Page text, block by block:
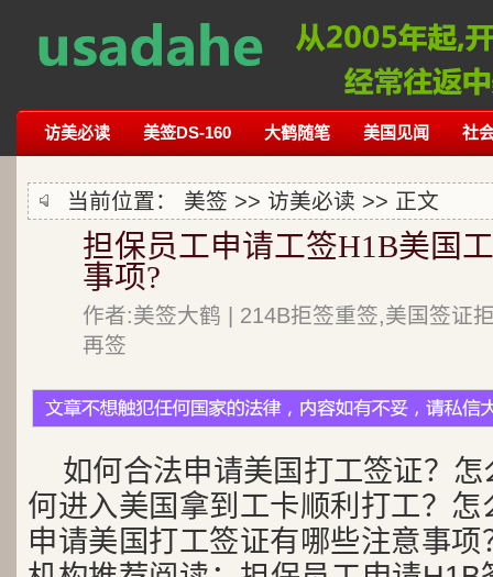
访美必读 美签DS-160 大鹤随笔 美国见闻 社
当前位置： 美签 >> 访美必读 >> 正文
担保员工申请工签H1B美国
事项?
作者:美签大鹤 | 214B拒签重签,美国签证
再签
如何合法申请美国打工签证？
何进入美国拿到工卡顺利打工？
申请美国打工签证有哪些注意事